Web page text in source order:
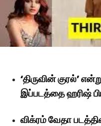
‘திருவின் குரல்’
இப்படத்தை ஹரிஷ்
விக்ரம் வேதா